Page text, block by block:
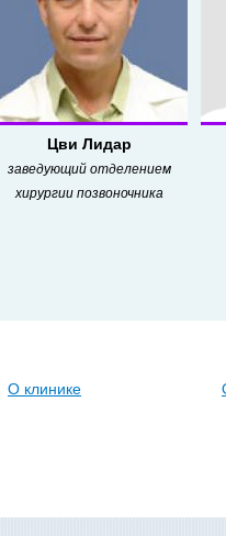
Цви Лидар
заведующий отделением
хирургии позвоночника
О клинике